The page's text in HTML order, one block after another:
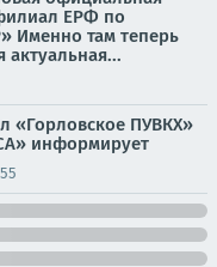
ЕРФ по
Именно там теперь
актуальная...
«Горловское ПУВКХ»
информирует